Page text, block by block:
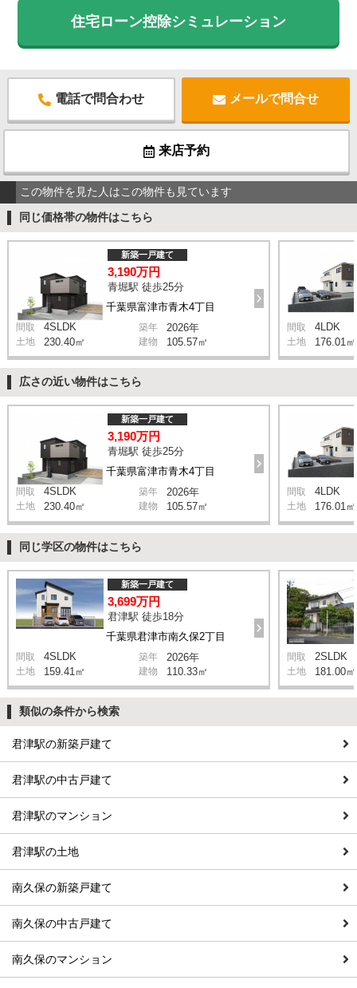
住宅ローン控除シミュレーション
電話で問合わせ メールで問合せ
来店予約
この物件を見た人はこの物件も見ています
同じ価格帯の物件はこちら
千葉県富津市青木4丁目
新築一戸建て
3,190万円
青堀駅 徒歩25分
間取 4SLDK 築年 2026年
土地 230.40㎡ 建物 105.57㎡
間取 4LDK
土地 176.01㎡
広さの近い物件はこちら
千葉県富津市青木4丁目
新築一戸建て
3,190万円
青堀駅 徒歩25分
間取 4SLDK 築年 2026年
土地 230.40㎡ 建物 105.57㎡
間取 4LDK
土地 176.01㎡
同じ学区の物件はこちら
千葉県君津市南久保2丁目
新築一戸建て
3,699万円
君津駅 徒歩18分
間取 4SLDK 築年 2026年
土地 159.41㎡ 建物 110.33㎡
間取 2SLDK
土地 181.00㎡
類似の条件から検索
君津駅の新築戸建て
君津駅の中古戸建て
君津駅のマンション
君津駅の土地
南久保の新築戸建て
南久保の中古戸建て
南久保のマンション